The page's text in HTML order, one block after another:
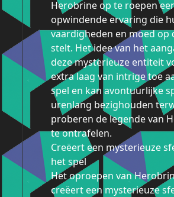
Herobrine op te roepen
opwindende ervaring die
vaardigheden en moed op
stelt. Het idee van het
deze mysterieuze entiteit
extra laag van intrige toe
spel en kan avontuurlijke
urenlang bezighouden
proberen de legende van
te ontrafelen.
Creëert een mysterieuze
het spel
Het oproepen van
creëert een mysterieuze